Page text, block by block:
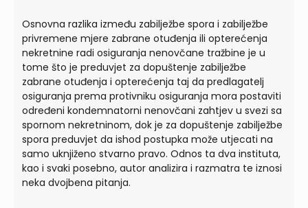
Osnovna razlika između zabilježbe spora i zabilježbe
privremene mjere zabrane otuđenja ili opterećenja
nekretnine radi osiguranja nenovčane tražbine je u
tome što je preduvjet za dopuštenje zabilježbe
zabrane otuđenja i opterećenja taj da predlagatelj
osiguranja prema protivniku osiguranja mora postaviti
određeni kondemnatorni nenovčani zahtjev u svezi sa
spornom nekretninom, dok je za dopuštenje zabilježbe
spora preduvjet da ishod postupka može utjecati na
samo uknjiženo stvarno pravo. Odnos ta dva instituta,
kao i svaki posebno, autor analizira i razmatra te iznosi
neka dvojbena pitanja.